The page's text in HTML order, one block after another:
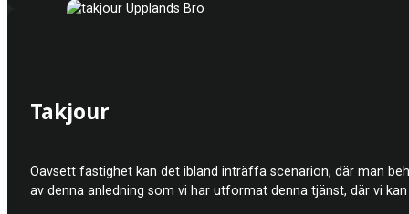
Takjour
Oavsett fastighet kan det ibland inträffa scenarion, där man
av denna anledning som vi har utformat denna tjänst, där vi